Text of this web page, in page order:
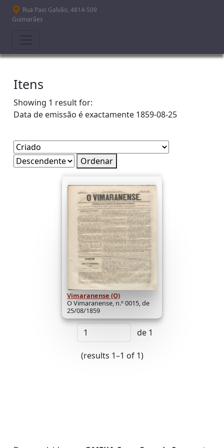
Passar para o conteúdo principal
Rua Paio Galvão, 4814-509
Guimarães
Itens
Showing 1 result for:
Data de emissão é exactamente 1859-08-25
Ordenar
Vimaranense (O)
O Vimaranense, n.º 0015, de
25/08/1859
de 1
(results 1–1 of 1)